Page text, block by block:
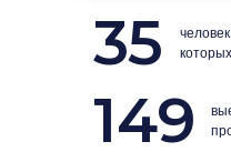
149
35